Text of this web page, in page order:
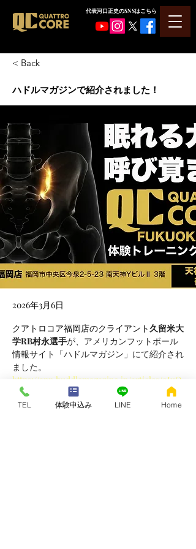
​代表河口正史のSNSはこちら
< Back
ハドルマガジンで紹介されました！
2026年3月6日
クアトロコア福岡店のクライアント久留米大
学RB村永選手が、アメリカンフットボール
情報サイト「ハドルマガジン」にて紹介され
ました。
https://app.huddlemagazine.jp/articles/oIuO
ZqSAwnamE1Y676ACQF
TEL 体験申込み LINE Home